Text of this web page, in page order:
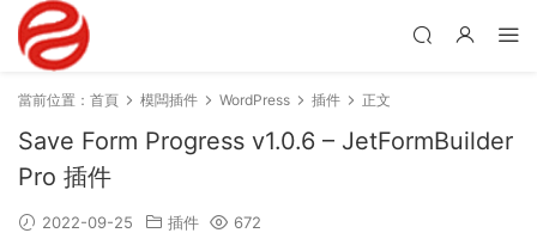
當前位置： 首頁 模闆插件 WordPress 插件 正文
Save Form Progress v1.0.6 – JetFormBuilder
Pro 插件
2022-09-25 插件 672